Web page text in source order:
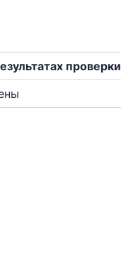
проверки